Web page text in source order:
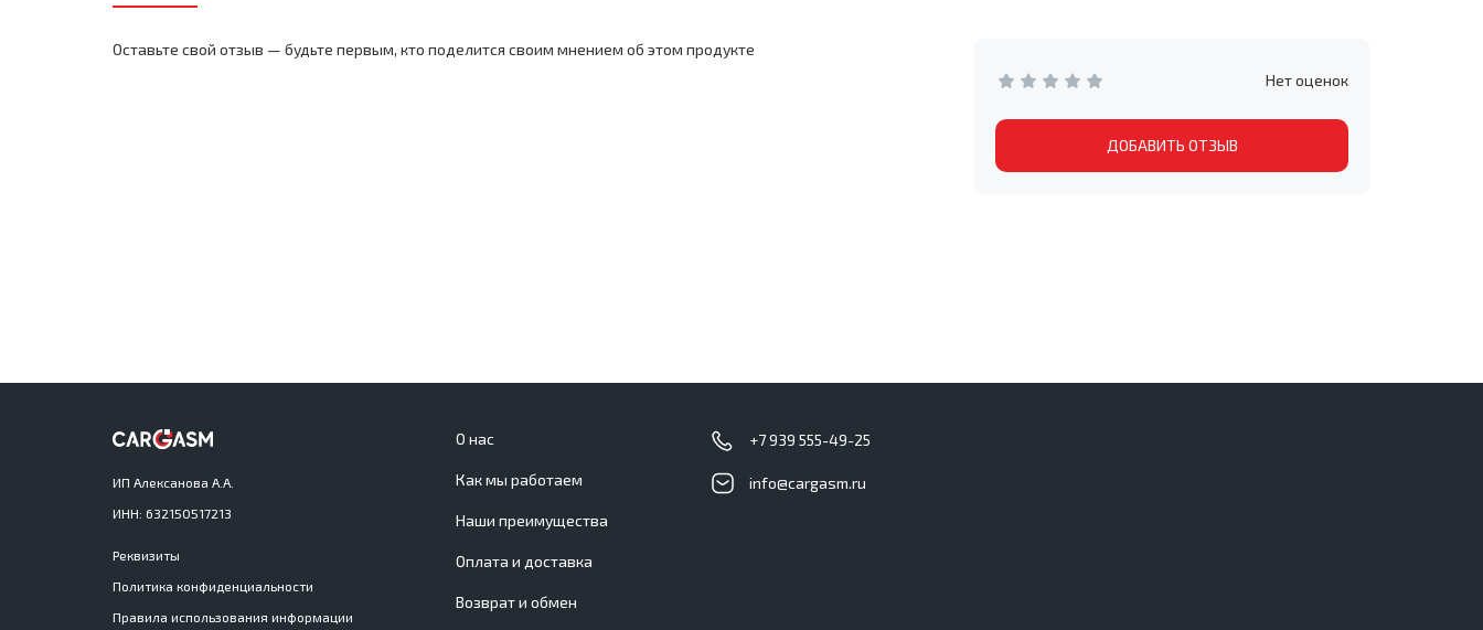
Нет оценок
ДОБАВИТЬ ОТЗЫВ
Оставьте свой отзыв — будьте первым, кто поделится своим мнением об этом продукте
ИП Алексанова А.А.
ИНН: 632150517213
Реквизиты
Политика конфиденциальности
Правила использования информации
О нас
Как мы работаем
Наши преимущества
Оплата и доставка
Возврат и обмен
+7 939 555-49-25
info@cargasm.ru